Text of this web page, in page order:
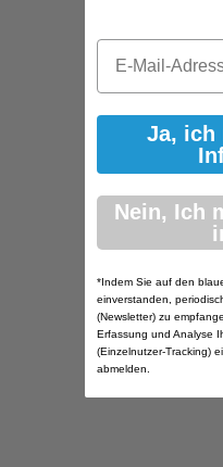
Ja, ich
Nein, Ich
*Indem Sie auf den
einverstanden,
(Newsletter) zu
Erfassung und Analyse
(Einzelnutzer-Tracking)
abmelden.